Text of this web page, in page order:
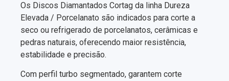
Os Discos Diamantados Cortag da linha Dureza
Elevada / Porcelanato são indicados para corte a
seco ou refrigerado de porcelanatos, cerâmicas e
pedras naturais, oferecendo maior resistência,
estabilidade e precisão.
Com perfil turbo segmentado, garantem corte